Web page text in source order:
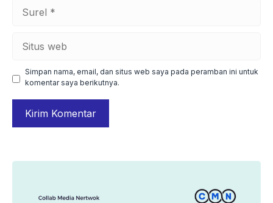
web
Simpan nama, email, dan situs web saya pada peramban ini untuk
komentar saya berikutnya.